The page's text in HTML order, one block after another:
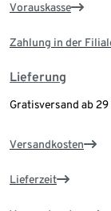
Vorauskasse
Zahlung in der
Lieferung
Gratisversand ab
Versandkosten
Lieferzeit